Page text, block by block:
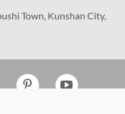
Town, Kunshan City,
Intelligent Equipment